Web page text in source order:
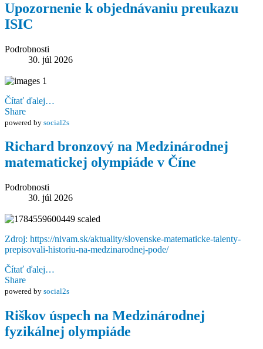
Upozornenie k objednávaniu preukazu
ISIC
Podrobnosti
30. júl 2026
Čítať ďalej…
Share
powered by social2s
Richard bronzový na Medzinárodnej
matematickej olympiáde v Číne
Podrobnosti
30. júl 2026
Zdroj: https://nivam.sk/aktuality/slovenske-matematicke-talenty-
prepisovali-historiu-na-medzinarodnej-pode/
Čítať ďalej…
Share
powered by social2s
Riškov úspech na Medzinárodnej
fyzikálnej olympiáde